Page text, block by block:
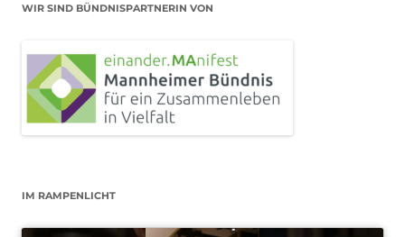
WIR SIND BÜNDNISPARTNERIN VON
IM RAMPENLICHT